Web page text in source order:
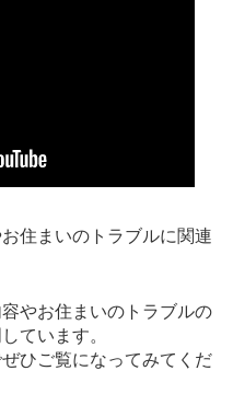
住まいのトラブルに関連
やお住まいのトラブルの
ています。
ひご覧になってみてくだ